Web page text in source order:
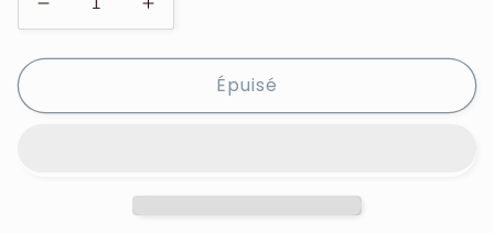
Réduire
la
quantité
Lancôme
Augmenter
la
quantité
Lancôme
Épuisé